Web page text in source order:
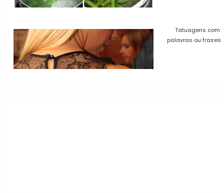
Tatuagens com
palavras ou frases